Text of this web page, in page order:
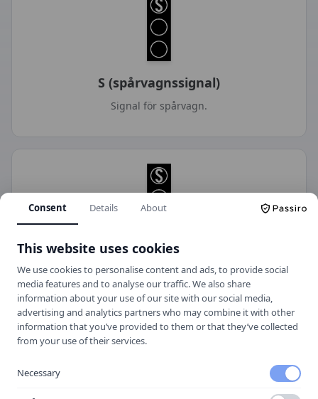
S (spårvagnssignal)
Signal för spårvagn.
Svagt rätt streck
Körfältssignal.
Consent Details About
This website uses cookies
We use cookies to personalise content and ads, to provide social
media features and to analyse our traffic. We also share
information about your use of our site with our social media,
advertising and analytics partners who may combine it with other
information that you’ve provided to them or that they’ve collected
from your use of their services.
Necessary